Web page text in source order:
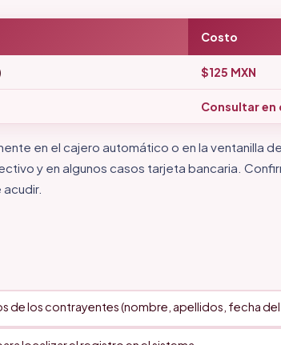
Costo
$125 MXN
Consultar en
en el cajero automático o en la ventanilla
y en algunos casos tarjeta bancaria.
de los contrayentes (nombre, apellidos, fecha